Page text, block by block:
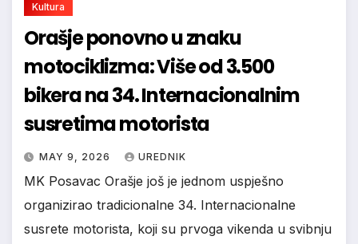
Kultura
Orašje ponovno u znaku
motociklizma: Više od 3.500
bikera na 34. Internacionalnim
susretima motorista
MAY 9, 2026 UREDNIK
MK Posavac Orašje još je jednom uspješno
organizirao tradicionalne 34. Internacionalne
susrete motorista, koji su prvoga vikenda u svibnju